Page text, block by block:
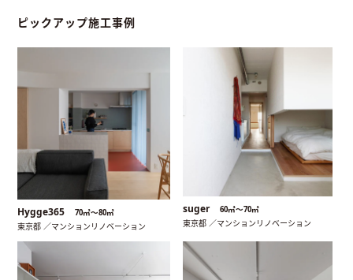
ピックアップ施工事例
Hygge365 70㎡〜80㎡
東京都 ／マンションリノベーション
suger 60㎡〜70㎡
東京都 ／マンションリノベーション